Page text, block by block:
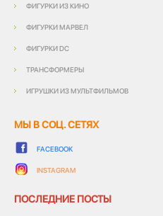
ФИГУРКИ ИЗ КИНО
ФИГУРКИ МАРВЕЛ
ФИГУРКИ DC
ТРАНСФОРМЕРЫ
ИГРУШКИ ИЗ МУЛЬТФИЛЬМОВ
МЫ В СОЦ. СЕТЯХ
FACEBOOK
INSTAGRAM
ПОСЛЕДНИЕ ПОСТЫ